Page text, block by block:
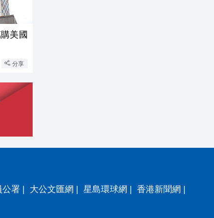
美國
分享
公署 | 大公文匯網 | 星島環球網 | 香港新聞網 |